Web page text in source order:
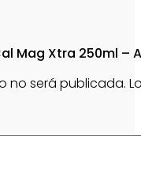
Mag Xtra 250ml –
no será publicada.